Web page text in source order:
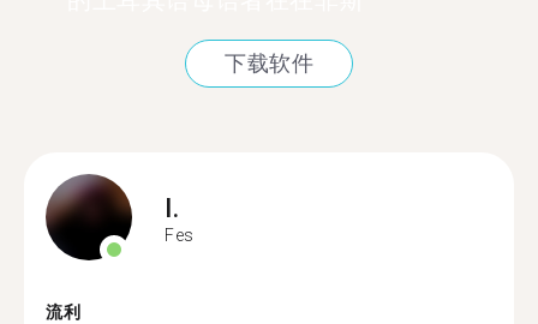
下载软件
I.
Fes
流利